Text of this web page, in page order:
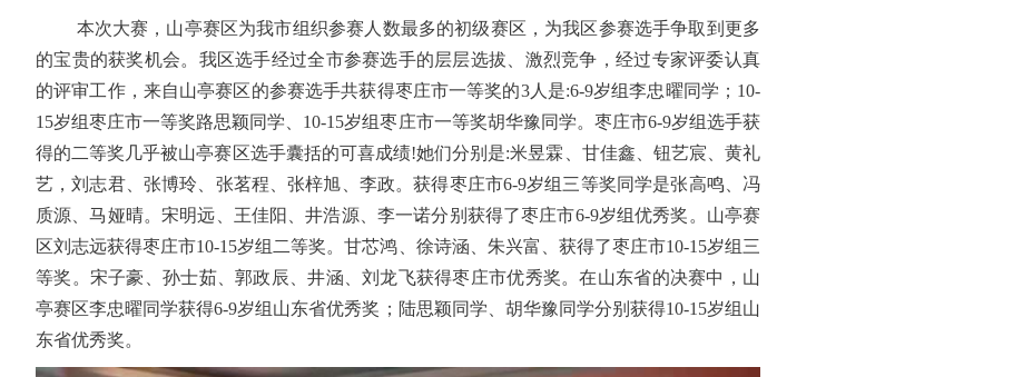
本次大赛，山亭赛区为我市组织参赛人数最多的初级赛区，为我区参赛选手争取到更多
的宝贵的获奖机会。我区选手经过全市参赛选手的层层选拔、激烈竞争，经过专家评委认真
的评审工作，来自山亭赛区的参赛选手共获得枣庄市一等奖的3人是:6-9岁组李忠曜同学；10-
15岁组枣庄市一等奖路思颖同学、10-15岁组枣庄市一等奖胡华豫同学。枣庄市6-9岁组选手获
得的二等奖几乎被山亭赛区选手囊括的可喜成绩!她们分别是:米昱霖、甘佳鑫、钮艺宸、黄礼
艺，刘志君、张博玲、张茗程、张梓旭、李政。获得枣庄市6-9岁组三等奖同学是张高鸣、冯
质源、马娅晴。宋明远、王佳阳、井浩源、李一诺分别获得了枣庄市6-9岁组优秀奖。山亭赛
区刘志远获得枣庄市10-15岁组二等奖。甘芯鸿、徐诗涵、朱兴富、获得了枣庄市10-15岁组三
等奖。宋子豪、孙士茹、郭政辰、井涵、刘龙飞获得枣庄市优秀奖。在山东省的决赛中，山
亭赛区李忠曜同学获得6-9岁组山东省优秀奖；陆思颖同学、胡华豫同学分别获得10-15岁组山
东省优秀奖。